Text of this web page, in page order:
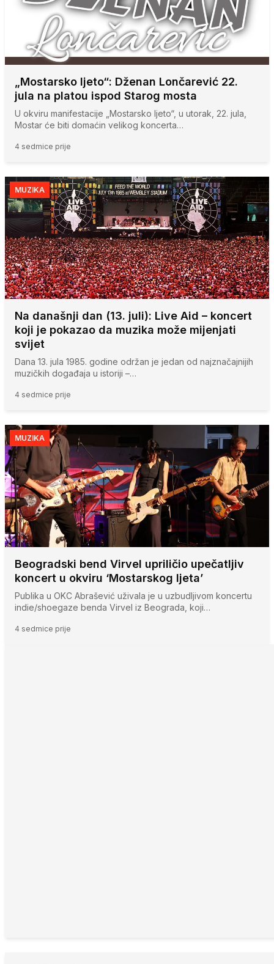
„Mostarsko ljeto“: Dženan Lončarević 22.
jula na platou ispod Starog mosta
U okviru manifestacije „Mostarsko ljeto“, u utorak, 22. jula,
Mostar će biti domaćin velikog koncerta…
4 sedmice prije
MUZIKA
Na današnji dan (13. juli): Live Aid – koncert
koji je pokazao da muzika može mijenjati
svijet
Dana 13. jula 1985. godine održan je jedan od najznačajnijih
muzičkih događaja u istoriji –…
4 sedmice prije
MUZIKA
Beogradski bend Virvel upriličio upečatljiv
koncert u okviru ‘Mostarskog ljeta’
Publika u OKC Abrašević uživala je u uzbudljivom koncertu
indie/shoegaze benda Virvel iz Beograda, koji…
4 sedmice prije